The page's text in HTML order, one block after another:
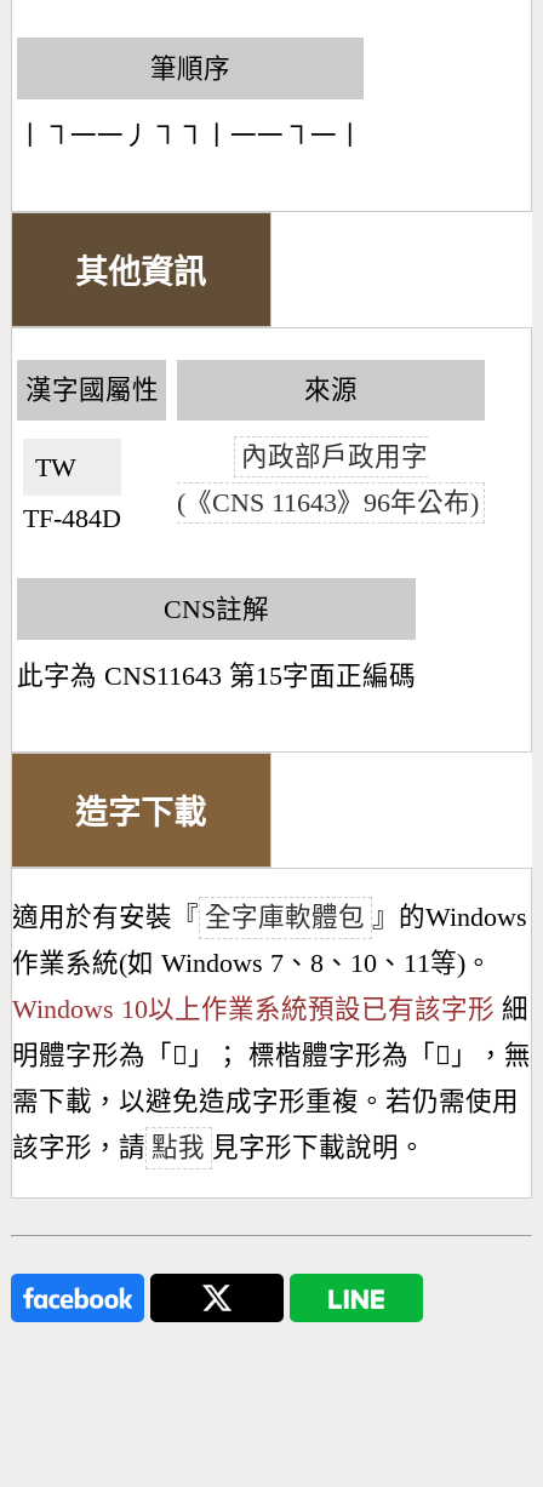
筆順序
丨㇕一一丿㇕㇕丨一一㇕一丨
其他資訊
漢字國屬性
TW🇹🇼
TF-484D
來源
內政部戶政用字
(《CNS 11643》96年公布)
CNS註解
此字為 CNS11643 第15字面正編碼
造字下載
適用於有安裝『 全字庫軟體包 』的Windows
作業系統(如 Windows 7、8、10、11等)。
Windows 10以上作業系統預設已有該字形 細
明體字形為「 𣉦 」； 標楷體字形為「 𣉦 」，無
需下載，以避免造成字形重複。若仍需使用
該字形，請 點我 見字形下載說明。